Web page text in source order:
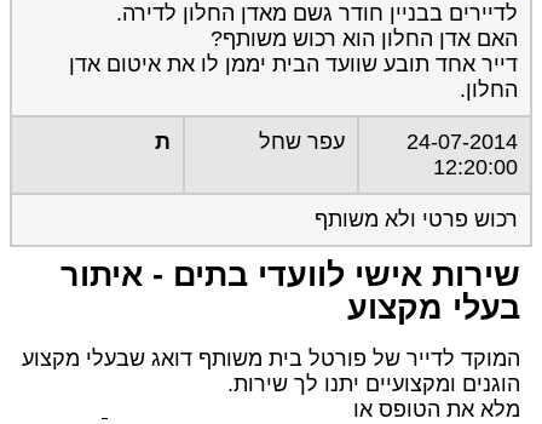
לדיירים בבניין חודר גשם מאדן החלון לדירה.
האם אדן החלון הוא רכוש משותף?
דייר אחד תובע שוועד הבית יממן לו את איטום אדן
החלון.
24-07-2014
12:20:00
עפר שחל ת
רכוש פרטי ולא משותף
שירות אישי לוועדי בתים - איתור
בעלי מקצוע
המוקד לדייר של פורטל בית משותף דואג שבעלי מקצוע
הוגנים ומקצועיים יתנו לך שירות.
מלא את הטופס או